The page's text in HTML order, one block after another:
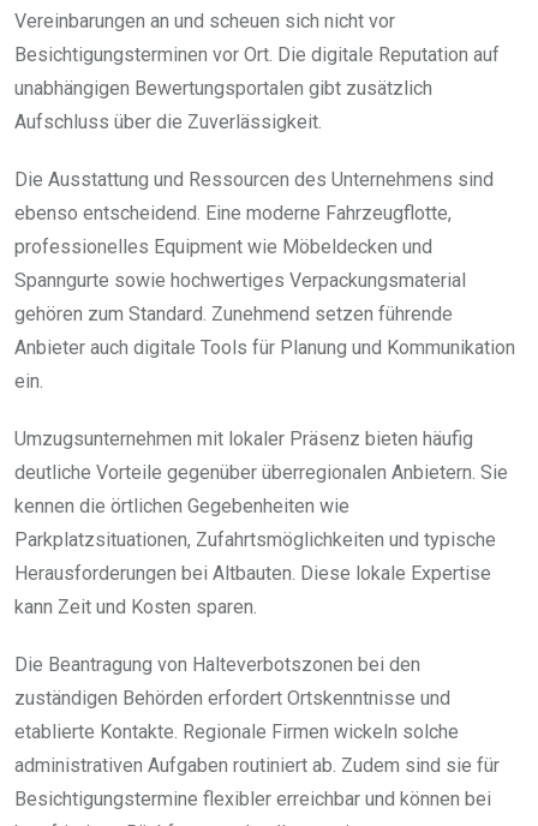
Vereinbarungen an und scheuen sich nicht vor
Besichtigungsterminen vor Ort. Die digitale Reputation auf
unabhängigen Bewertungsportalen gibt zusätzlich
Aufschluss über die Zuverlässigkeit.
Die Ausstattung und Ressourcen des Unternehmens sind
ebenso entscheidend. Eine moderne Fahrzeugflotte,
professionelles Equipment wie Möbeldecken und
Spanngurte sowie hochwertiges Verpackungsmaterial
gehören zum Standard. Zunehmend setzen führende
Anbieter auch digitale Tools für Planung und Kommunikation
ein.
Umzugsunternehmen mit lokaler Präsenz bieten häufig
deutliche Vorteile gegenüber überregionalen Anbietern. Sie
kennen die örtlichen Gegebenheiten wie
Parkplatzsituationen, Zufahrtsmöglichkeiten und typische
Herausforderungen bei Altbauten. Diese lokale Expertise
kann Zeit und Kosten sparen.
Die Beantragung von Halteverbotszonen bei den
zuständigen Behörden erfordert Ortskenntnisse und
etablierte Kontakte. Regionale Firmen wickeln solche
administrativen Aufgaben routiniert ab. Zudem sind sie für
Besichtigungstermine flexibler erreichbar und können bei